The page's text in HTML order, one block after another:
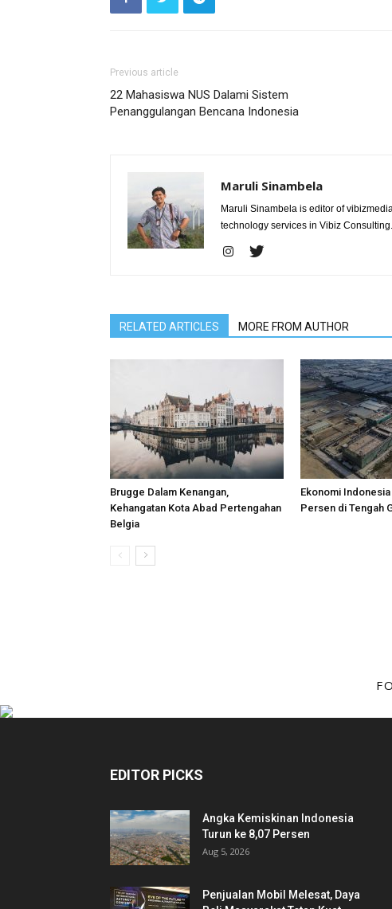
Previous article
22 Mahasiswa NUS Dalami Sistem
Penanggulangan Bencana Indonesia
Maruli Sinambela
Maruli Sinambela is editor of
technology services in Vibiz Consulting.
RELATED ARTICLES MORE FROM AUTHOR
Brugge Dalam Kenangan,
Kehangatan Kota Abad Pertengahan
Belgia
Ekonomi Indonesia
Persen di Tengah
EDITOR PICKS
Angka Kemiskinan Indonesia
Turun ke 8,07 Persen
Aug 5, 2026
Penjualan Mobil Melesat, Daya